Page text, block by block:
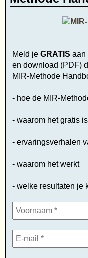
Meld je GRATIS aan
en download (PDF)
MIR-Methode
- hoe de MIR-
- waarom het gratis
- ervaringsverhalen
- waarom het werkt
- welke resultaten je